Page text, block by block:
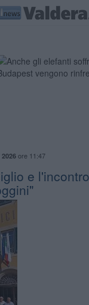
ore 11:47
e